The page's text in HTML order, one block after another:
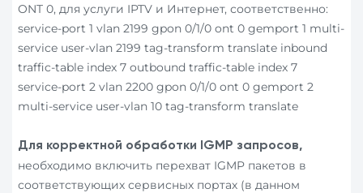
ONT 0, для услуги IPTV и Интернет, соответственно:
service-port 1 vlan 2199 gpon 0/1/0 ont 0 gemport 1 multi-
service user-vlan 2199 tag-transform translate inbound
traffic-table index 7 outbound traffic-table index 7
service-port 2 vlan 2200 gpon 0/1/0 ont 0 gemport 2
multi-service user-vlan 10 tag-transform translate
Для корректной обработки IGMP запросов,
необходимо включить перехват IGMP пакетов в
соответствующих сервисных портах (в данном